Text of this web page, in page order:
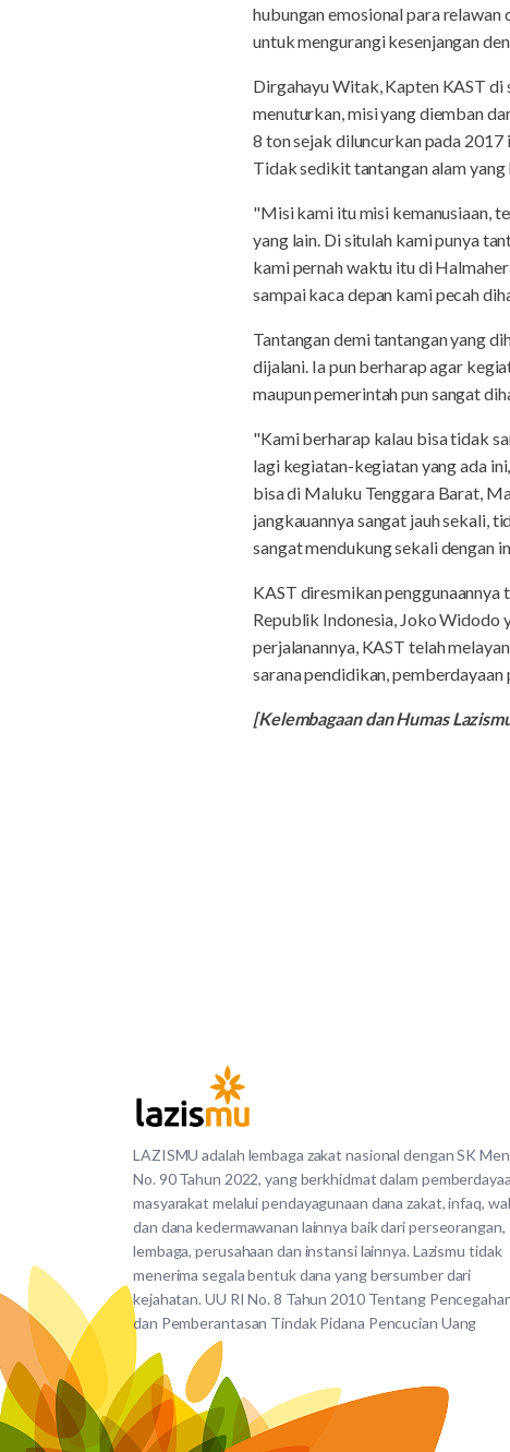
hubungan emosional para
untuk mengurangi kesenjangan
Dirgahayu Witak, Kapten KAST
menuturkan, misi yang diemban
8 ton sejak diluncurkan pada
Tidak sedikit tantangan alam yang
"Misi kami itu misi kemanusiaan,
yang lain. Di situlah kami punya
kami pernah waktu itu di
sampai kaca depan kami pecah
Tantangan demi tantangan yang
dijalani. Ia pun berharap agar
maupun pemerintah pun sangat
"Kami berharap kalau bisa tidak
lagi kegiatan-kegiatan yang ada
bisa di Maluku Tenggara Barat,
jangkauannya sangat jauh sekali,
sangat mendukung sekali dengan
KAST diresmikan
Republik Indonesia, Joko Widodo
perjalanannya, KAST telah
sarana pendidikan,
[Kelembagaan dan Humas
LAZISMU adalah lembaga zakat nasional dengan SK
No. 90 Tahun 2022, yang berkhidmat dalam
masyarakat melalui pendayagunaan dana zakat, infaq,
dan dana kedermawanan lainnya baik dari perseorangan,
lembaga, perusahaan dan instansi lainnya. Lazismu tidak
menerima segala bentuk dana yang bersumber dari
kejahatan. UU RI No. 8 Tahun 2010 Tentang
dan Pemberantasan Tindak Pidana Pencucian Uang